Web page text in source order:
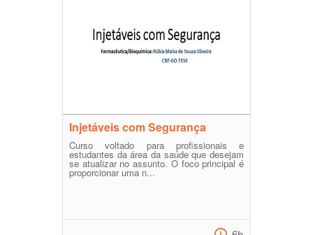
Injetáveis com Segurança
Curso voltado para profissionais e
estudantes da área da saúde que desejam
se atualizar no assunto. O foco principal é
proporcionar uma n...